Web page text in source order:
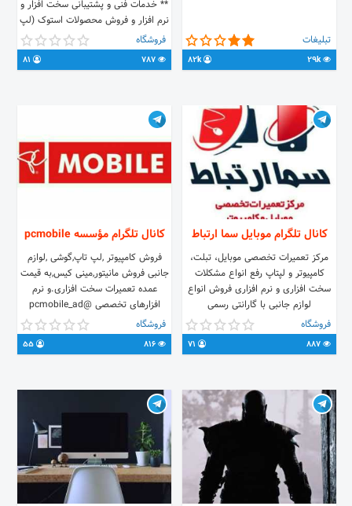
تبلیغات
29k
82k
** خدمات فنی و پشتیبانی سخت افزار و
نرم افزار و فروش محصولات استوک (لپ
تاپ , کیس , ماشینهای اداری) Phone :
09137795949 Instagram :
instagram.com/karitma_it
فروشگاه
کانال تلگرام موبایل سما ارتباط
مرکز تعمیرات تخصصی موبایل، تبلت،
کامپیوتر و لپتاپ رفع انواع مشکلات
سخت افزاری و نرم افزاری فروش انواع
لوازم جانبی با گارانتی رسمی
۰۹۱۳۵۹۵۹۸۴۷ _ ۰۹۱۳۸۹۳۹۲۶۶
فروشگاه
کانال تلگرام مؤسسه pcmobile
فروش کامپیوتر ,لپ تاپ,گوشی ,لوازم
جانبی فروش مانیتور,مینی کیس,به قیمت
عمده تعمیرات سخت افزاری.و نرم
افزارهای تخصصی @pcmobile_ad
09182658186 کرمانشاه-مسکن-روبه
روی بانک سپه-پاساژ مروارید -طبقه ی
زیر -مغازه دوم دست چپ
فروشگاه